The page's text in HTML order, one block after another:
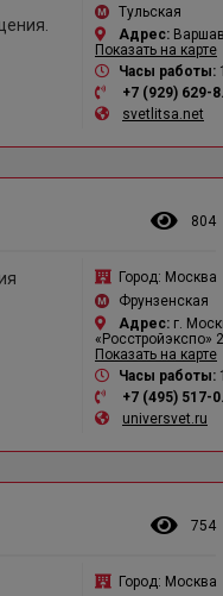
Тульская
Адрес:
Показать на карте
Часы работы:
+7 (929) 629-
svetlitsa.net
804
Город: Москва
Фрунзенская
Адрес: г.
«Росстройэкспо»
Показать на карте
Часы работы:
+7 (495) 517-
universvet.ru
754
Город: Москва